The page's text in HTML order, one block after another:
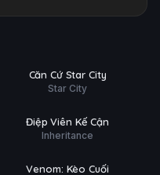
Căn Cứ Star City
Star City
Điệp Viên Kế Cận
Inheritance
Venom: Kèo Cuối